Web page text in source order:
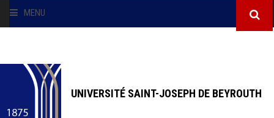
MENU
INSTITUTIONS
ADMISSION
UNIVERSITÉ SAINT-JOSEPH DE BEYROUTH